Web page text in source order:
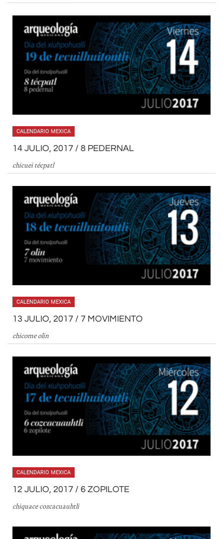
CALENDARIO MEXICA
14 JULIO, 2017 / 8 PEDERNAL
chicuei técpatl
CALENDARIO MEXICA
13 JULIO, 2017 / 7 MOVIMIENTO
chicome olin
CALENDARIO MEXICA
12 JULIO, 2017 / 6 ZOPILOTE
chiquace cozcacuauhtli